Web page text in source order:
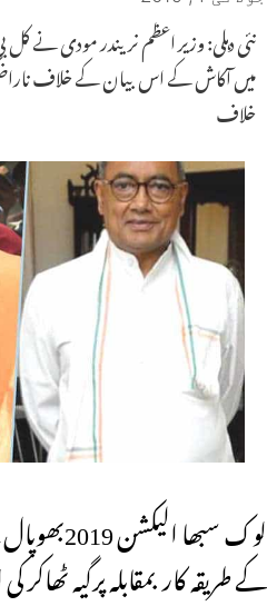
نئی دہلی: وزیر اعظم نریندر مودی نے کل
میں آکاش کے اس بیان کے خلاف
خلاف
لوک سبھا
کے طریقہ کار بمقابلہ پرگیہ ٹھاکر